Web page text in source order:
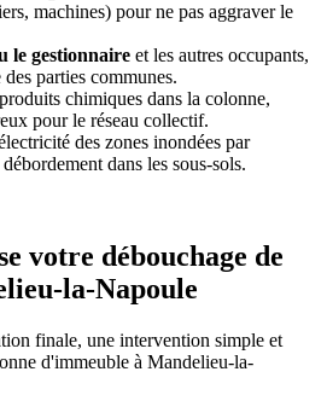
machines) pour ne pas aggraver le
le gestionnaire et les autres occupants,
parties communes.
chimiques dans la colonne,
pour le réseau collectif.
des zones inondées par
dans les sous-sols.
votre débouchage de
la-Napoule
finale, une intervention simple et
d'immeuble à Mandelieu-la-